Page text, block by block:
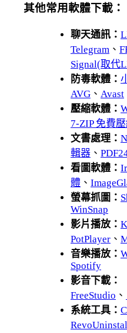
其他常用軟體下載：
聊天通訊：
Telegram 、
Signal(取代
防毒軟體：
AVG 、 Avast
壓縮軟體：
7-ZIP 免費
文書處理：
輯器 、
看圖軟體：
體 、
螢幕抓圖：
WinSnap
影片播放：
PotPlayer 、
音樂播放：
Spotify
影音下載：
FreeStudio 、
系統工具：